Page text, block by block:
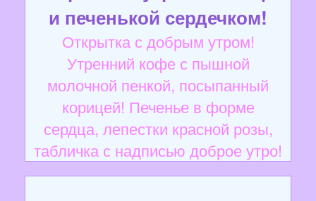
и печенькой сердечком!
Открытка с добрым утром!
Утренний кофе с пышной
молочной пенкой, посыпанный
корицей! Печенье в форме
сердца, лепестки красной розы,
табличка с надписью доброе утро!